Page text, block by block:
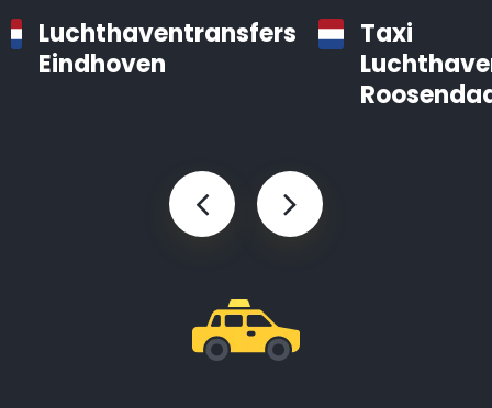
Luchthaventransfers
Eindhoven
Taxi